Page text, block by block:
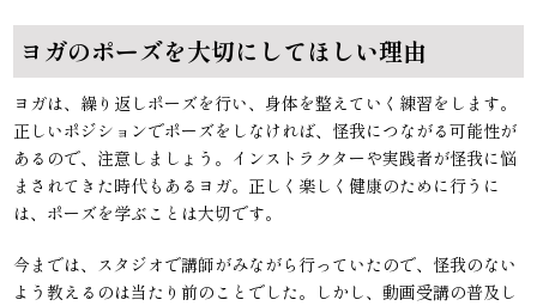
ヨガのポーズを大切にしてほしい理由
ヨガは、繰り返しポーズを行い、身体を整えていく練習をします。
正しいポジションでポーズをしなければ、怪我につながる可能性が
あるので、注意しましょう。インストラクターや実践者が怪我に悩
まされてきた時代もあるヨガ。正しく楽しく健康のために行うに
は、ポーズを学ぶことは大切です。
今までは、スタジオで講師がみながら行っていたので、怪我のない
よう教えるのは当たり前のことでした。しかし、動画受講の普及し